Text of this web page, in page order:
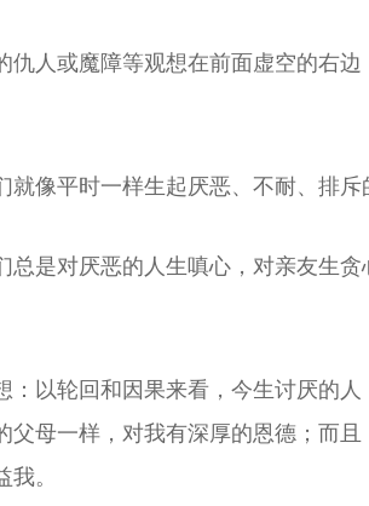
仇人或魔障等观想在前面虚空的右
就像平时一样生起厌恶、不耐、排
总是对厌恶的人生嗔心，对亲友生
：以轮回和因果来看，今生讨厌的
父母一样，对我有深厚的恩德；而
。